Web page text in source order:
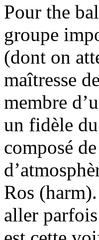
Pour the
groupe
(dont on
maîtresse
membre
un fidèle
composé
Ros
aller